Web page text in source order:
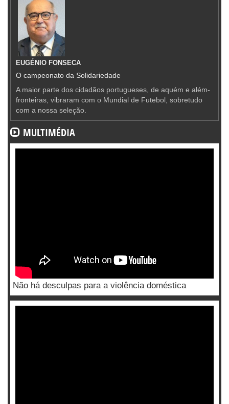
EUGÉNIO FONSECA
O campeonato da Solidariedade
A maior parte dos cidadãos portugueses, de aquém e além-
fronteiras, vibraram com o Mundial de Futebol, sobretudo
com a nossa seleção.
MULTIMÉDIA
Não há desculpas para a violência doméstica